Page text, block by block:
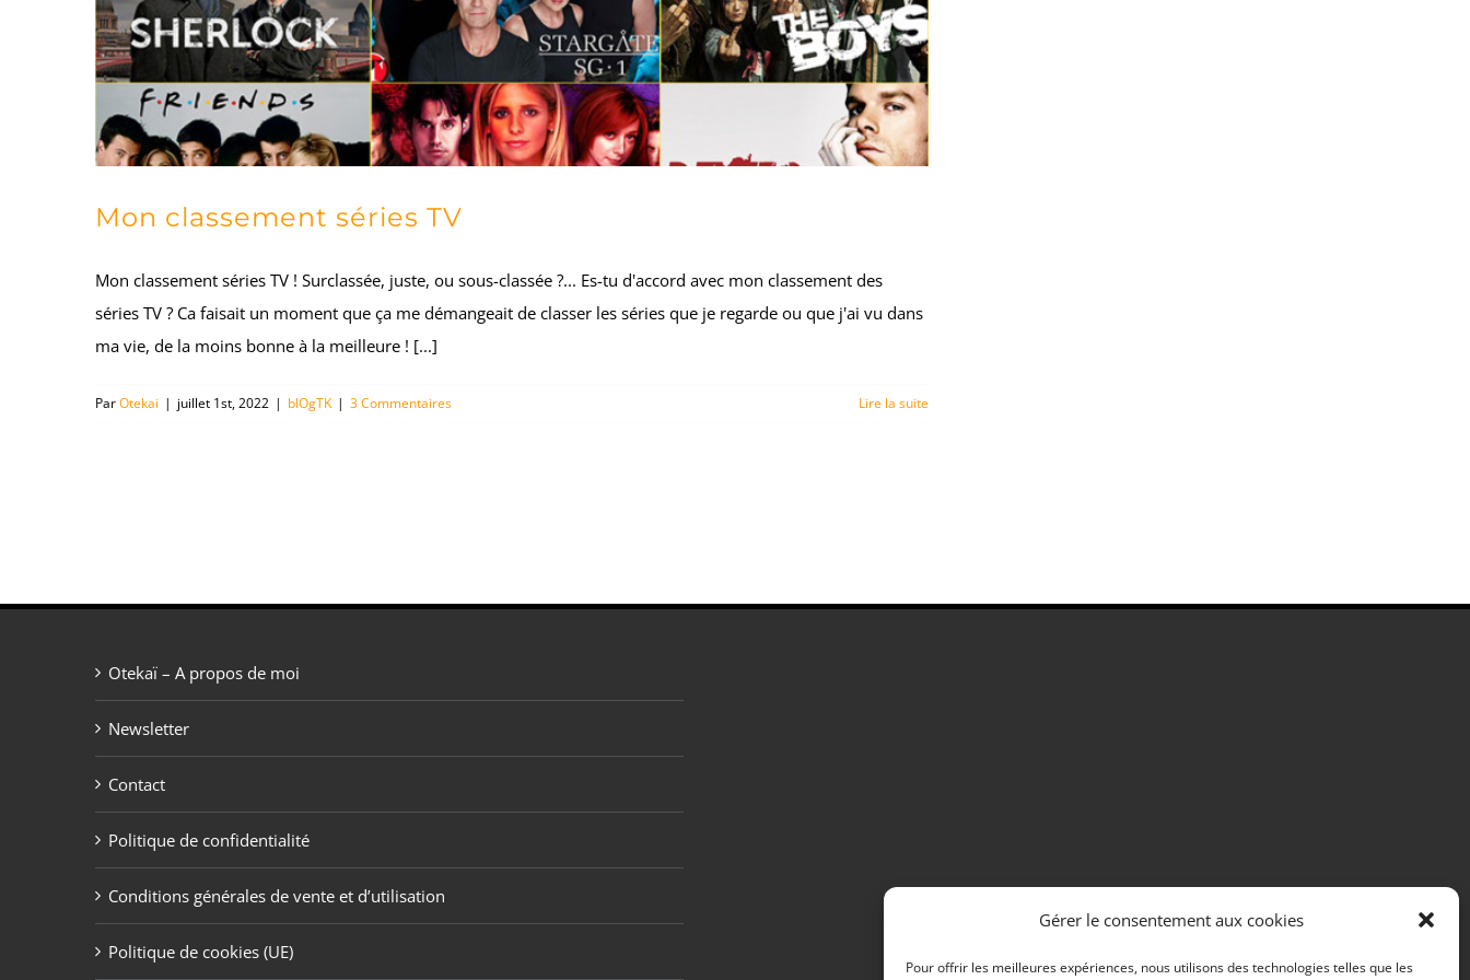
Gérer le consentement aux cookies
Pour offrir les meilleures expériences, nous utilisons des technologies telles que les
Mon classement séries TV
Mon classement séries TV ! Surclassée, juste, ou sous-classée ?... Es-tu d'accord avec mon classement des
séries TV ? Ca faisait un moment que ça me démangeait de classer les séries que je regarde ou que j'ai vu dans
ma vie, de la moins bonne à la meilleure ! [...]
ParOtekai | juillet 1st, 2022 | blOgTK | 3 Commentaires Lire la suite
Otekaï – A propos de moi
Newsletter
Contact
Politique de confidentialité
Conditions générales de vente et d’utilisation
Politique de cookies (UE)